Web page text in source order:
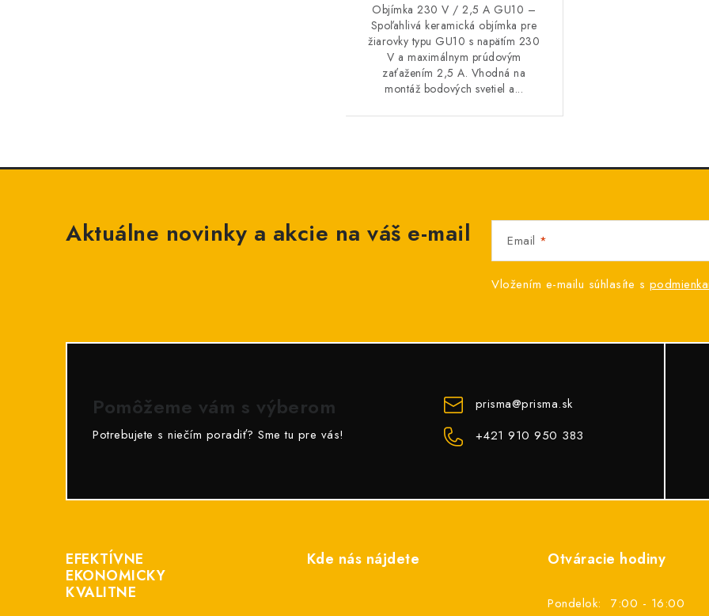
Objímka 230 V / 2,5 A GU10 –
Spoľahlivá keramická objímka pre
žiarovky typu GU10 s napätím 230
V a maximálnym prúdovým
zaťažením 2,5 A. Vhodná na
montáž bodových svetiel a...
Aktuálne novinky a akcie na váš e-mail Email
Vložením e-mailu súhlasíte s
Pomôžeme vám s výberom
Potrebujete s niečím poradiť? Sme tu pre vás!
prisma@prisma.sk
+421 910 950 383
EFEKTÍVNE
EKONOMICKY
KVALITNE
Kde nás nájdete Otváracie hodiny
Pondelok: 7:00 - 16:00